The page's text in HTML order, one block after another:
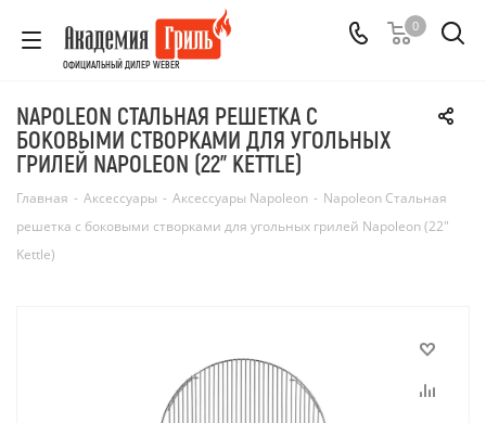
ОФИЦИАЛЬНЫЙ ДИЛЕР WEBER
0
NAPOLEON СТАЛЬНАЯ РЕШЕТКА C
БОКОВЫМИ СТВОРКАМИ ДЛЯ УГОЛЬНЫХ
ГРИЛЕЙ NAPOLEON (22" KETTLE)
Главная - Аксессуары - Аксессуары Napoleon - Napoleon Стальная
решетка c боковыми створками для угольных грилей Napoleon (22"
Kettle)